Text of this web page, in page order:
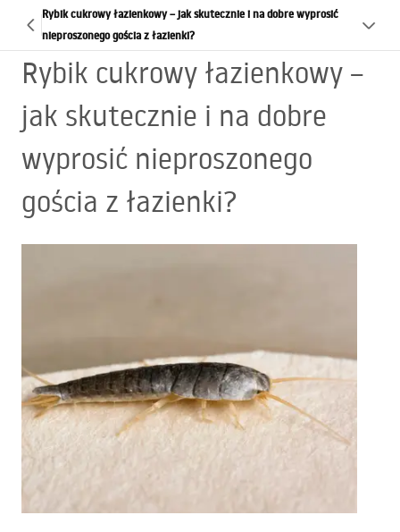
Rybik cukrowy łazienkowy – jak skutecznie i na dobre wyprosić
nieproszonego gościa z łazienki?
Rybik cukrowy łazienkowy –
jak skutecznie i na dobre
wyprosić nieproszonego
gościa z łazienki?